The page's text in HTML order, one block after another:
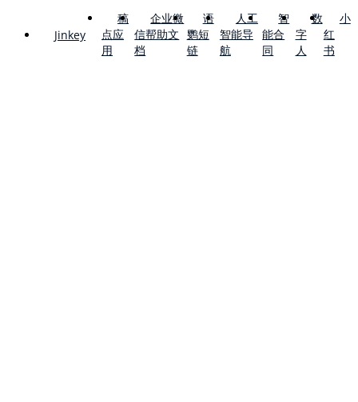
Jinkey
稿
点应
用
企业微
信帮助文
档
语
鹦短
链
人工
智能导
航
智
能合
同
数
字
人
小
红
书